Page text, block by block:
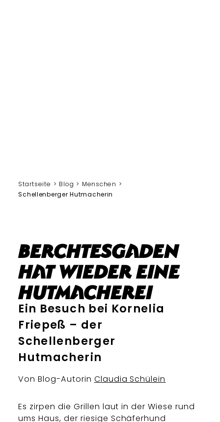
Startseite Blog
Menschen
Schellenberger Hutmacherin
Berchtesgaden
hat wieder eine
Hutmacherei
Ein Besuch bei Kornelia
Friepeß – der
Schellenberger
Hutmacherin
Von Blog-Autorin Claudia Schülein
Es zirpen die Grillen laut in der Wiese rund
ums Haus, der riesige Schäferhund